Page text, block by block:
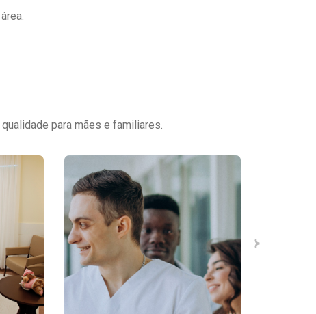
para mães e familiares.